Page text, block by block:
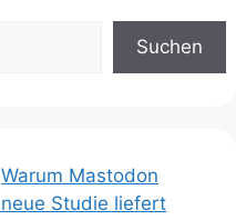
Suchen
Warum Mastodon
Studie liefert